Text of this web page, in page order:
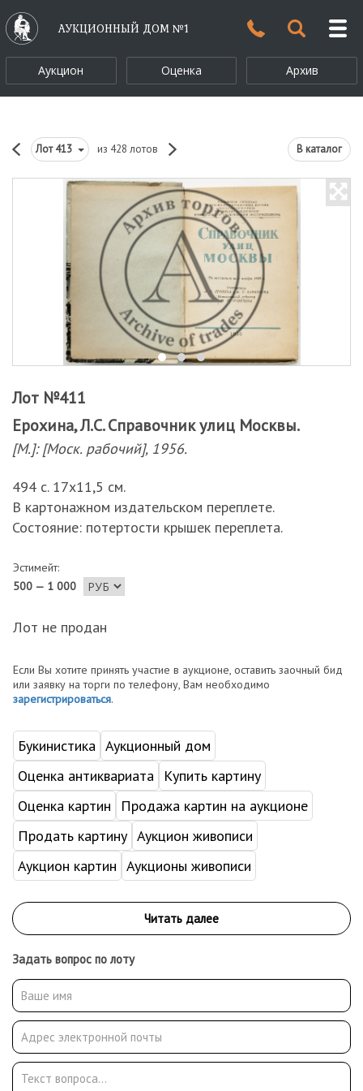
АУКЦИОННЫЙ ДОМ №1
Аукцион Оценка Архив
Лот413 из 428 лотов В каталог
Лот №411
Ерохина, Л.С. Справочник улиц Москвы.
[М.]: [Моск. рабочий], 1956.
494 с. 17х11,5 см.
В картонажном издательском переплете.
Состояние: потертости крышек переплета.
Эстимейт:
500 — 1 000
Лот не продан
Если Вы хотите принять участие в аукционе, оставить заочный бид
или заявку на торги по телефону, Вам необходимо
зарегистрироваться.
Букинистика Аукционный дом
Оценка антиквариата
Купить картину
Оценка картин
Продажа картин на аукционе
Продать картину Аукцион живописи
Аукцион картин Аукционы живописи
Задать вопрос по лоту